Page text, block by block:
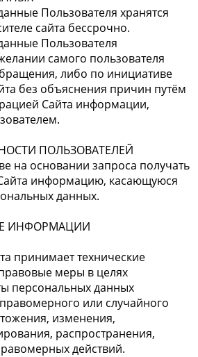
Пользователя хранятся
сайта бессрочно.
Пользователя
самого пользователя
либо по инициативе
без объяснения причин путём
Сайта информации,
ПОЛЬЗОВАТЕЛЕЙ
на основании запроса получать
информацию, касающуюся
данных.
ИНФОРМАЦИИ
принимает технические
меры в целях
персональных данных
или случайного
изменения,
распространения,
действий.